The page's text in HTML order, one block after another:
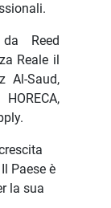
Reed
Reale il
Al-Saud,
Paese è
la sua